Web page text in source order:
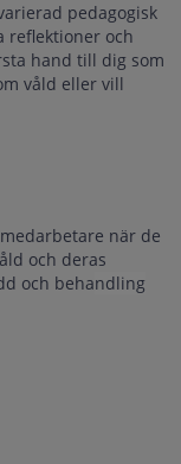
pedagogisk
reflektioner och
hand till dig som
våld eller vill
när de
och deras
och behandling